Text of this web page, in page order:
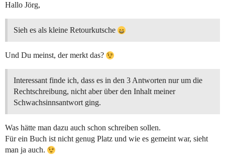
Hallo Jörg,
Sieh es als kleine Retourkutsche
Und Du meinst, der merkt das?
Interessant finde ich, dass es in den 3 Antworten nur um die
Rechtschreibung, nicht aber über den Inhalt meiner
Schwachsinnsantwort ging.
Was hätte man dazu auch schon schreiben sollen.
Für ein Buch ist nicht genug Platz und wie es gemeint war, sieht
man ja auch.